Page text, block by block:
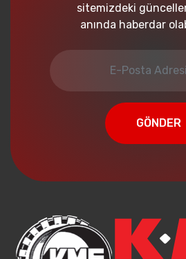
sitemizdeki
anında haberdar
GÖNDER